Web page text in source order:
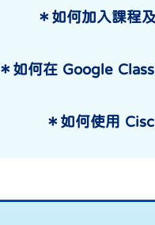
＊如何加入課程
＊如何在 Google
＊如何使用